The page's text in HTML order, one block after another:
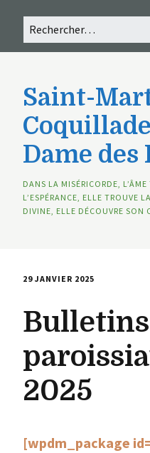
Saint-
Dame
DANS LA MISÉRICORDE,
L’ESPÉRANCE, ELLE TROUVE
DIVINE, ELLE DÉCOUVRE SON
29 JANVIER 2025
Bulletins
2025
[wpdm_package